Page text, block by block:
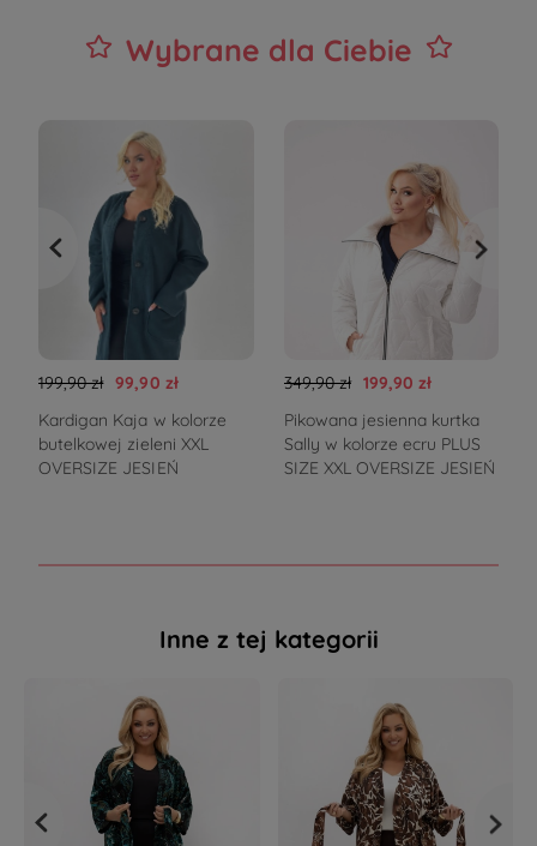
Wybrane dla Ciebie
199,90 zł 99,90 zł
Kardigan Kaja w kolorze
butelkowej zieleni XXL
OVERSIZE JESIEŃ
349,90 zł 199,90 zł
Pikowana jesienna kurtka
Sally w kolorze ecru PLUS
SIZE XXL OVERSIZE JESIEŃ
Inne z tej kategorii